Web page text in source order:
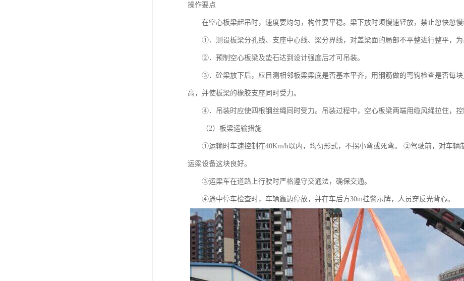
操作要点
在空心板梁起吊时，速度要均匀，构件要平稳。梁下放时须慢速轻放，禁止忽快忽慢
①．测设板梁分孔线、支座中心线、梁分界线，对盖梁面的局部不平整进行整平，为
②．预制空心板梁及垫石达到设计强度后才可吊装。
③．砼梁放下后，应目测相邻板梁梁底是否基本平齐，用钢筋做的弯钩检查是否每块
高，并使板梁的橡胶支座同时受力。
④．吊装时应使四根钢丝绳同时受力。吊装过程中，空心板梁两端用缆风绳拉住，控
（2）板梁运输措施
①运输时车速控制在40Km/h以内，均匀形式，不拐小弯或死弯。 ②驾驶前，对车辆
运梁设备这块良好。
③运梁车在道路上行驶时严格遵守交通法，确保交通。
④途中停车检查时，车辆靠边停放，并在车后方30m挂警示牌，人员穿反光背心。